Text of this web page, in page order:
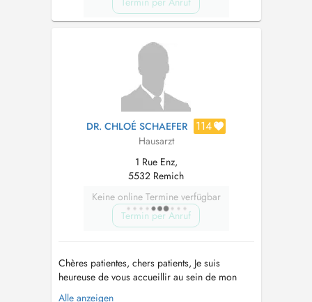
DR. CHLOÉ SCHAEFER 114
Hausarzt
1 Rue Enz,
5532 Remich
Keine online Termine verfügbar
Termin per Anruf
Chères patientes, chers patients, Je suis
heureuse de vous accueillir au sein de mon
cabinet de médecine générale, situé à Remich.
Alle anzeigen